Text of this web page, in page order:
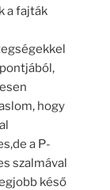
a fajták
hogy
a P-
szalmával
késő